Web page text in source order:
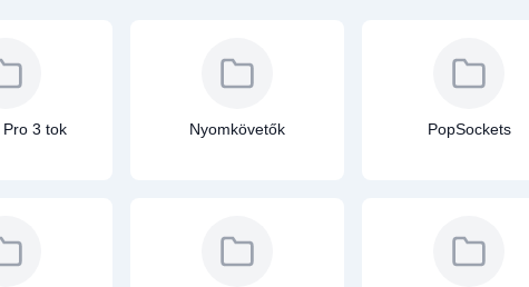
3 tok Nyomkövetők PopSockets